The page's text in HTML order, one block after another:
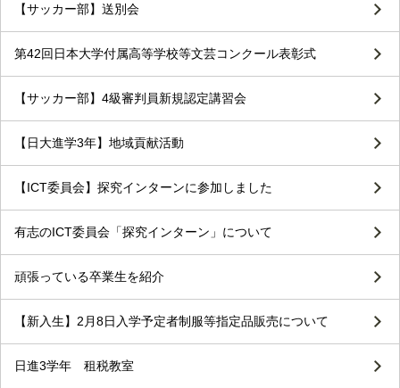
【サッカー部】送別会
第42回日本大学付属高等学校等文芸コンクール表彰式
【サッカー部】4級審判員新規認定講習会
【日大進学3年】地域貢献活動
【ICT委員会】探究インターンに参加しました
有志のICT委員会「探究インターン」について
頑張っている卒業生を紹介
【新入生】2月8日入学予定者制服等指定品販売について
日進3学年 租税教室